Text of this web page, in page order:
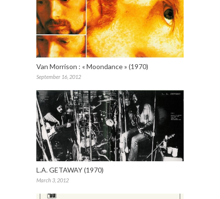
Van Morrison : « Moondance » (1970)
September 16, 2012
L.A. GETAWAY (1970)
March 3, 2012